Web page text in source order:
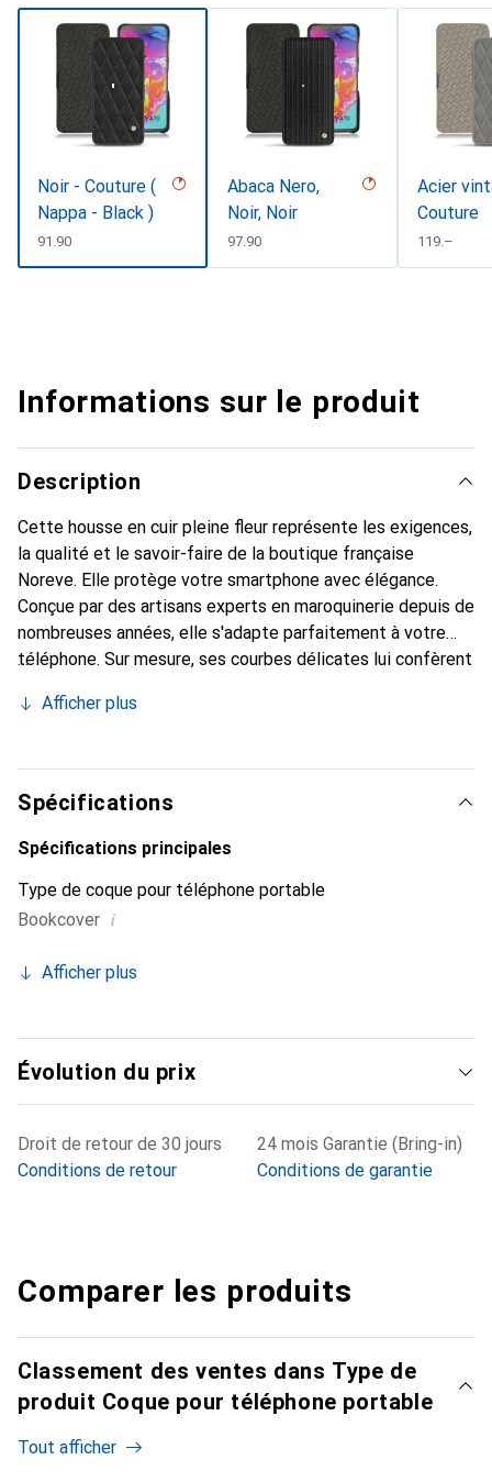
Noir - Couture (
Nappa - Black )
CHF
91.90
Abaca Nero,
Noir, Noir
CHF
97.90
Acier
Couture
CHF
119.–
Informations sur le produit
Description
Cette housse en cuir pleine fleur représente les exigences,
la qualité et le savoir-faire de la boutique française
Noreve. Elle protège votre smartphone avec élégance.
Conçue par des artisans experts en maroquinerie depuis de
nombreuses années, elle s'adapte parfaitement à votre
téléphone. Sur mesure, ses courbes délicates lui confèrent
et indispensable de votre smartphone. Reconnaître
marque Noreve est un choix sûr pour une clientèle
exigeante.
Afficher plus
Spécifications
Spécifications principales
Type de coque pour téléphone portable
Bookcover i
Afficher plus
Évolution du prix
Droit de retour de 30 jours
Conditions de retour
24 mois Garantie (Bring-in)
Conditions de garantie
Comparer les produits
Classement des ventes dans Type de
produit Coque pour téléphone portable
Tout afficher